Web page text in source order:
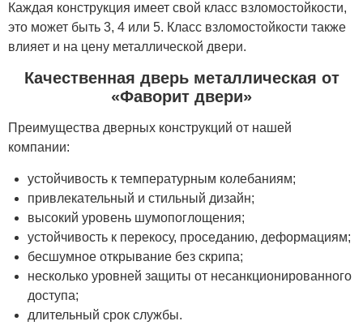
Каждая конструкция имеет свой класс взломостойкости,
это может быть 3, 4 или 5. Класс взломостойкости также
влияет и на цену металлической двери.
Качественная дверь металлическая от
«Фаворит двери»
Преимущества дверных конструкций от нашей
компании:
устойчивость к температурным колебаниям;
привлекательный и стильный дизайн;
высокий уровень шумопоглощения;
устойчивость к перекосу, проседанию, деформациям;
бесшумное открывание без скрипа;
несколько уровней защиты от несанкционированного
доступа;
длительный срок службы.